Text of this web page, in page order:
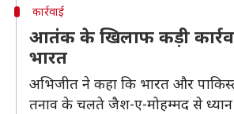
कार्रवाई
आतंक के खिलाफ कड़ी
भारत
अभिजीत ने कहा कि भारत और
तनाव के चलते जैश-ए-मोहम्मद से ध्यान